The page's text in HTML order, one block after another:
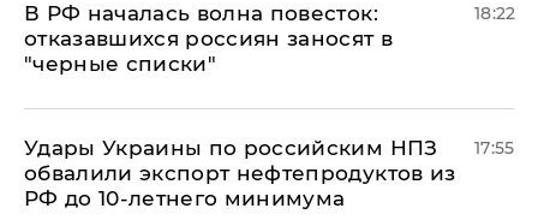
​В РФ началась волна повесток:
отказавшихся россиян заносят в
"черные списки"
18:22
Удары Украины по российским НПЗ
обвалили экспорт нефтепродуктов из
РФ до 10-летнего минимума
17:55